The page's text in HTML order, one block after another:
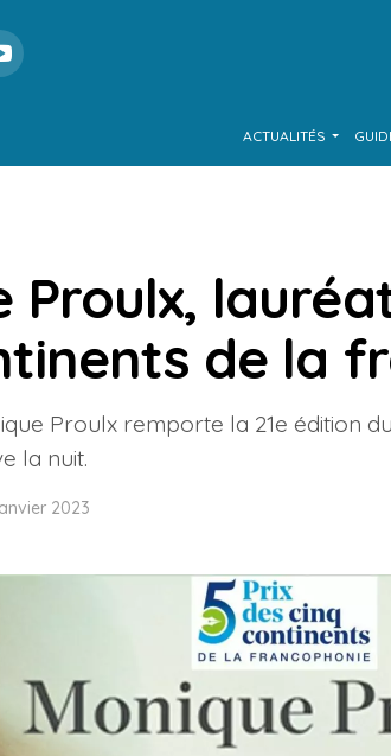
ACTUALITÉS
Proulx,
de la
Proulx remporte la 21e édition
la nuit.
2023